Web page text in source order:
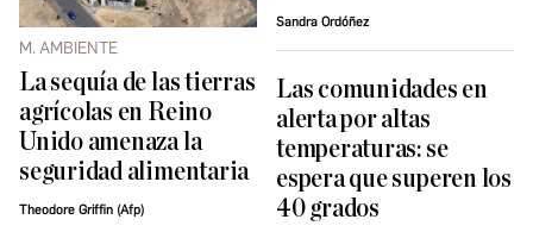
M. AMBIENTE
La sequía de las tierras
agrícolas en Reino
Unido amenaza la
seguridad alimentaria
Theodore Griffin (Afp)
Sandra Ordóñez
Las comunidades en
alerta por altas
temperaturas: se
espera que superen los
40 grados